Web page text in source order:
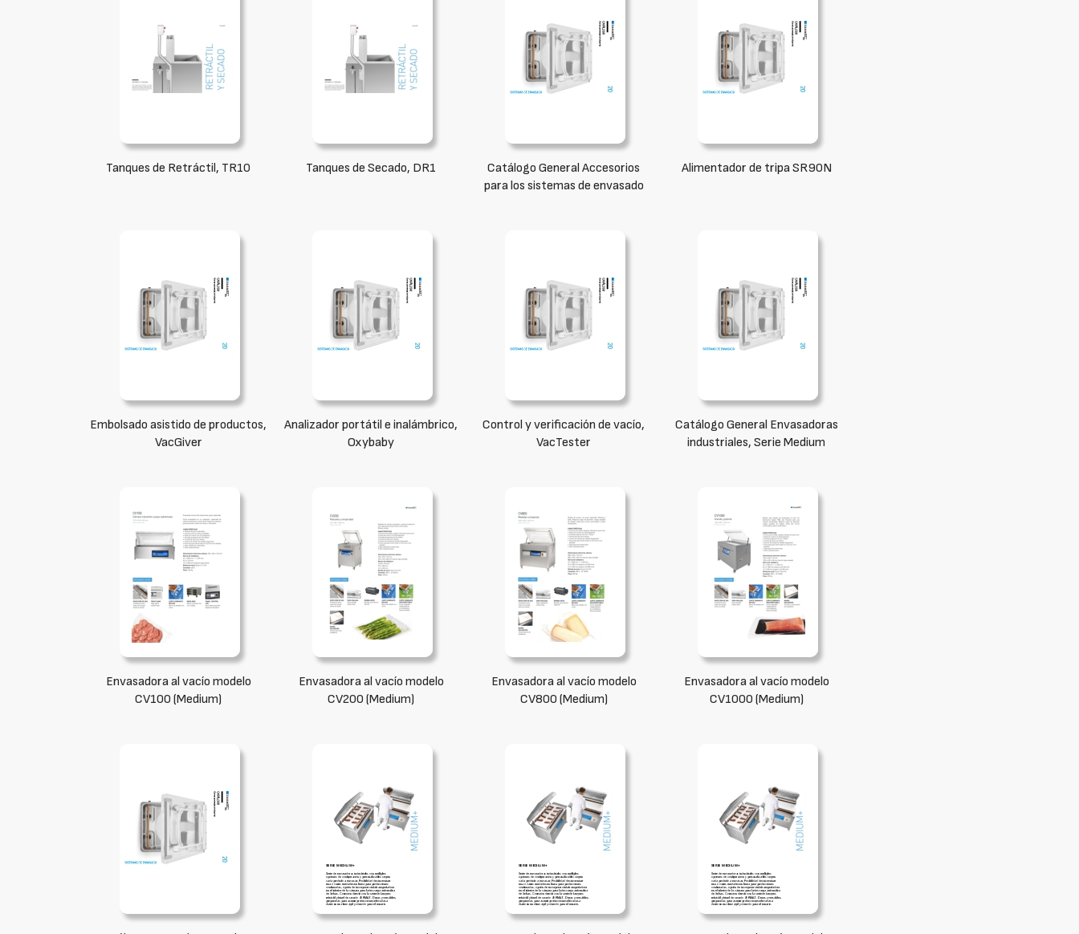
Tanques de Retráctil, TR10 Tanques de Secado, DR1
Catálogo General Accesorios
para los sistemas de envasado
Alimentador de tripa SR90N
Embolsado asistido de productos,
VacGiver
Analizador portátil e inalámbrico,
Oxybaby
Control y verificación de vacío,
VacTester
Catálogo General Envasadoras
industriales, Serie Medium
Envasadora al vacío modelo
CV100 (Medium)
Envasadora al vacío modelo
CV200 (Medium)
Envasadora al vacío modelo
CV800 (Medium)
Envasadora al vacío modelo
CV1000 (Medium)